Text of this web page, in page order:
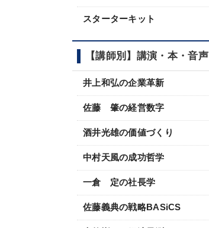
スターターキット
【講師別】講演・本・音声
井上和弘の企業革新
佐藤 肇の経営数字
酒井光雄の価値づくり
中村天風の成功哲学
一倉 定の社長学
佐藤義典の戦略BASiCS